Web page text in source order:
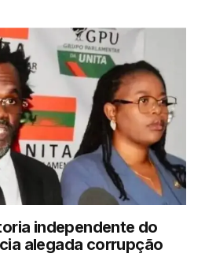
independente do
alegada corrupção